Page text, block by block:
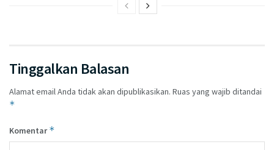
Tinggalkan Balasan
Alamat email Anda tidak akan dipublikasikan. Ruas yang wajib ditandai
*
Komentar*